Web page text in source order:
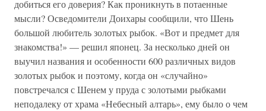
добиться его доверия? Как проникнуть в потаенные
мысли? Осведомители Доихары сообщили, что Шень
большой любитель золотых рыбок. «Вот и предмет для
знакомства!» — решил японец. За несколько дней он
выучил названия и особенности 600 различных видов
золотых рыбок и поэтому, когда он «случайно»
повстречался с Шенем у пруда с золотыми рыбками
неподалеку от храма «Небесный алтарь», ему было о чем